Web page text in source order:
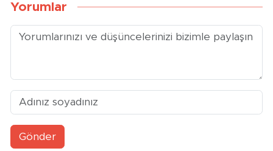
Yorumlar
Gönder